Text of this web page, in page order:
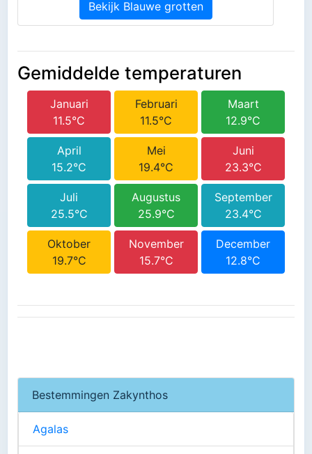
Bekijk Blauwe grotten
Gemiddelde temperaturen
Januari
11.5°C
Februari
11.5°C
Maart
12.9°C
April
15.2°C
Mei
19.4°C
Juni
23.3°C
Juli
25.5°C
Augustus
25.9°C
September
23.4°C
Oktober
19.7°C
November
15.7°C
December
12.8°C
Bestemmingen Zakynthos
Agalas